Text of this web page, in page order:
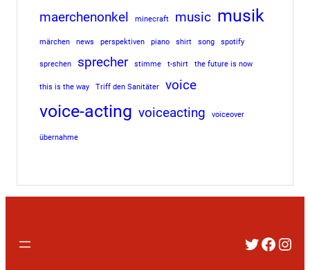
maerchenonkel minecraft music musik
märchen news perspektiven piano shirt song spotify
sprechen sprecher stimme t-shirt the future is now
this is the way Triff den Sanitäter voice
voice-acting voiceacting voiceover
übernahme
Twitter